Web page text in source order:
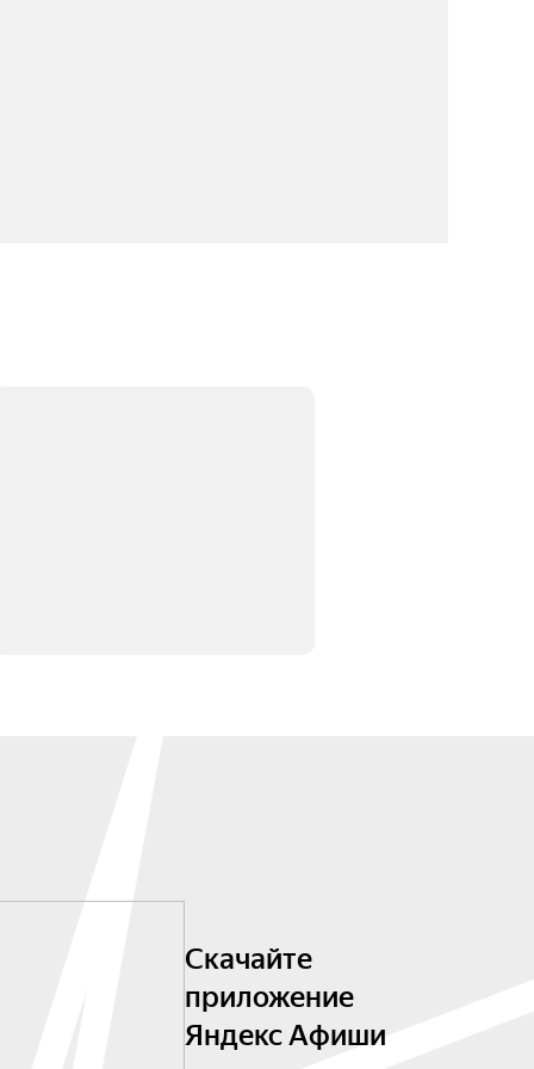
Скачайте
приложение
Яндекс Афиши